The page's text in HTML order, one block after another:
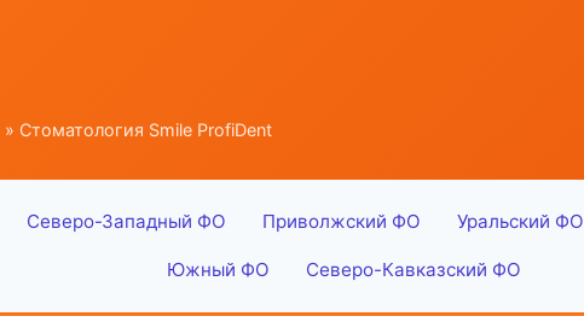
» Стоматология Smile ProfiDent
Северо-Западный ФО Приволжский ФО Уральский ФО
Южный ФО Северо-Кавказский ФО